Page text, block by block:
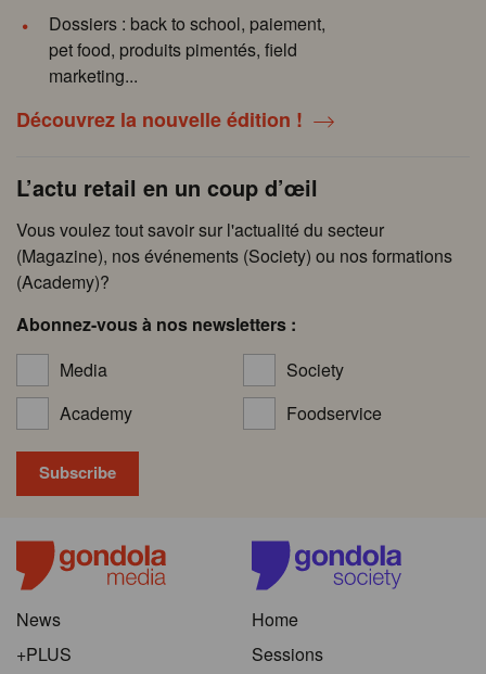
Dossiers : back to school, paiement,
pet food, produits pimentés, field
marketing...
Découvrez la nouvelle édition !
L’actu retail en un coup d’œil
Vous voulez tout savoir sur l'actualité du secteur
(Magazine), nos événements (Society) ou nos formations
(Academy)?
Abonnez-vous à nos newsletters :
Media
Society
Academy
Foodservice
News
+PLUS
Home
Sessions